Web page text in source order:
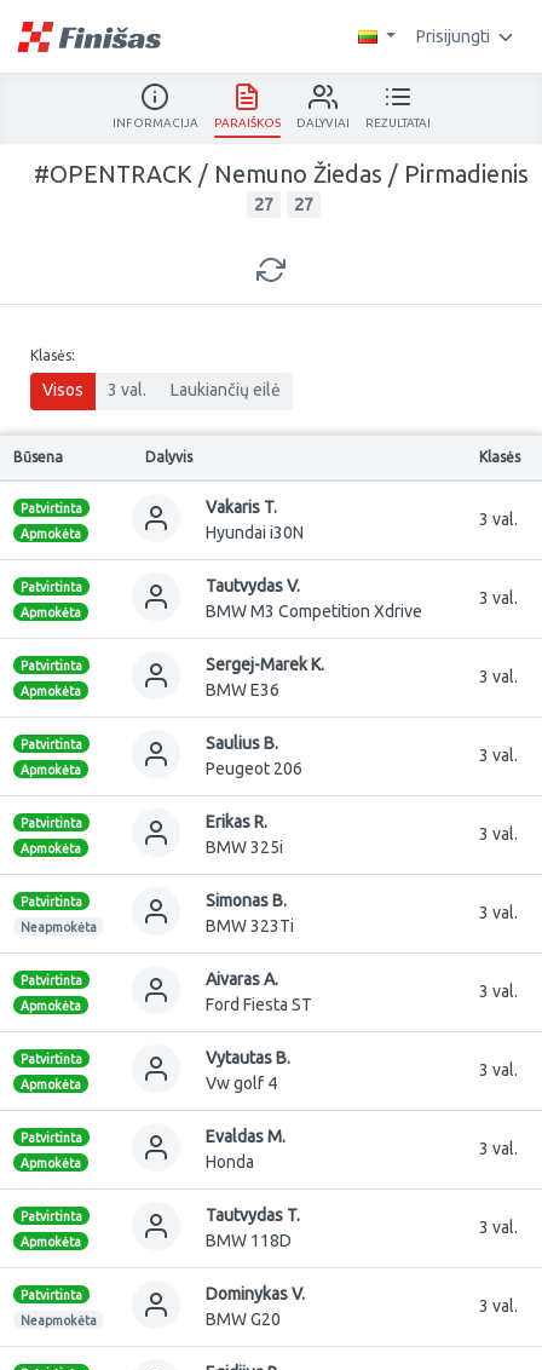
Prisijungti
INFORMACIJA PARAIŠKOS DALYVIAI REZULTATAI
#OPENTRACK / Nemuno Žiedas / Pirmadienis
27 27
Klasės:
Visos 3 val. Laukiančių eilė
Būsena Dalyvis Klasės
Patvirtinta
Apmokėta
Vakaris T.
Hyundai i30N
3 val.
Patvirtinta
Apmokėta
Tautvydas V.
BMW M3 Competition Xdrive
3 val.
Patvirtinta
Apmokėta
Sergej-Marek K.
BMW E36
3 val.
Patvirtinta
Apmokėta
Saulius B.
Peugeot 206
3 val.
Patvirtinta
Apmokėta
Erikas R.
BMW 325i
3 val.
Patvirtinta
Neapmokėta
Simonas B.
BMW 323Ti
3 val.
Patvirtinta
Apmokėta
Aivaras A.
Ford Fiesta ST
3 val.
Patvirtinta
Apmokėta
Vytautas B.
Vw golf 4
3 val.
Patvirtinta
Apmokėta
Evaldas M.
Honda
3 val.
Patvirtinta
Apmokėta
Tautvydas T.
BMW 118D
3 val.
Patvirtinta
Neapmokėta
Dominykas V.
BMW G20
3 val.